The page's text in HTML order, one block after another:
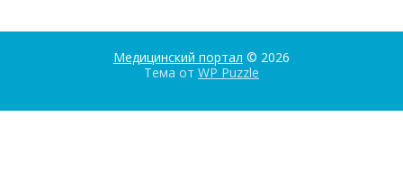
Медицинский портал © 2026
Тема от WP Puzzle